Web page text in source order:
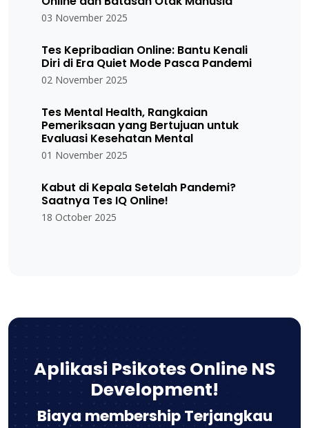
03 November 2025
Tes Kepribadian Online: Bantu Kenali
Diri di Era Quiet Mode Pasca Pandemi
02 November 2025
Tes Mental Health, Rangkaian
Pemeriksaan yang Bertujuan untuk
Evaluasi Kesehatan Mental
01 November 2025
Kabut di Kepala Setelah Pandemi?
Saatnya Tes IQ Online!
18 October 2025
Aplikasi Psikotes Online NS
Development!
Biaya membership Terjangkau